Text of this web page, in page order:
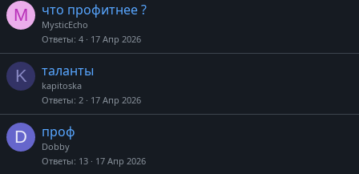
M что профитнее ?
MysticEcho
Ответы 4 17 Апр 2026
K таланты
kapitoska
Ответы 2 17 Апр 2026
D проф
Dobby
Ответы 13 17 Апр 2026